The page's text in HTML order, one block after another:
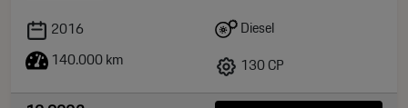
2016
140.000 km
Diesel
130 CP